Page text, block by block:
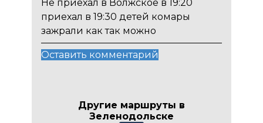
Не приехал в Волжское в 19:20
приехал в 19:30 детей комары
зажрали как так можно
Оставить комментарий
Другие маршруты в
Зеленодольске